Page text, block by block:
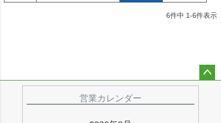
6件中 1-6件表示
営業カレンダー